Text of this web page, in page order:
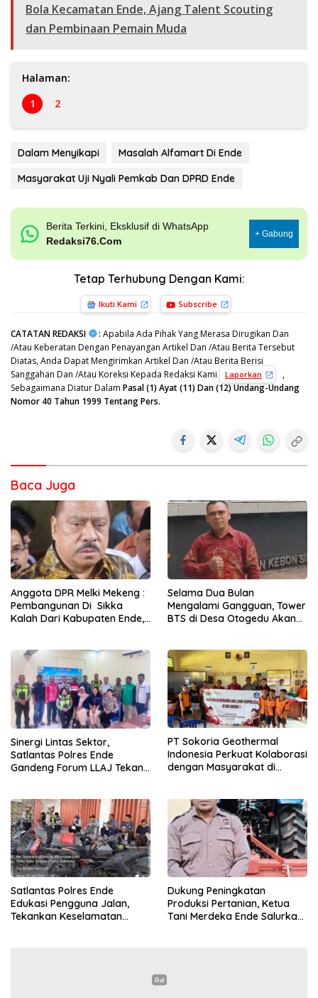
Bola Kecamatan Ende, Ajang Talent Scouting
dan Pembinaan Pemain Muda
Halaman:
1
2
Dalam Menyikapi
Masalah Alfamart Di Ende
Masyarakat Uji Nyali Pemkab Dan DPRD Ende
Berita Terkini, Eksklusif di WhatsApp
Redaksi76.Com
+ Gabung
Tetap Terhubung Dengan Kami:
Ikuti Kami Subscribe
CATATAN REDAKSI : Apabila Ada Pihak Yang Merasa Dirugikan Dan
/Atau Keberatan Dengan Penayangan Artikel Dan /Atau Berita Tersebut
Diatas, Anda Dapat Mengirimkan Artikel Dan /Atau Berita Berisi
Sanggahan Dan /Atau Koreksi Kepada Redaksi Kami
Laporkan
,
Sebagaimana Diatur Dalam Pasal (1) Ayat (11) Dan (12) Undang-Undang
Nomor 40 Tahun 1999 Tentang Pers.
Baca Juga
Anggota DPR Melki Mekeng :
Pembangunan Di Sikka
Kalah Dari Kabupaten Ende,
Selama Dua Bulan
Mengalami Gangguan, Tower
BTS di Desa Otogedu Akan
Sinergi Lintas Sektor,
Satlantas Polres Ende
Gandeng Forum LLAJ Tekan
PT Sokoria Geothermal
Indonesia Perkuat Kolaborasi
dengan Masyarakat di
Satlantas Polres Ende
Edukasi Pengguna Jalan,
Tekankan Keselamatan
Dukung Peningkatan
Produksi Pertanian, Ketua
Tani Merdeka Ende Salurkan